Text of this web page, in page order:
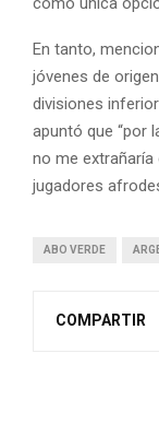
En tanto,
jóvenes de
divisiones
apuntó que “por
no me
jugadores
ABO VERDE
COMPARTIR